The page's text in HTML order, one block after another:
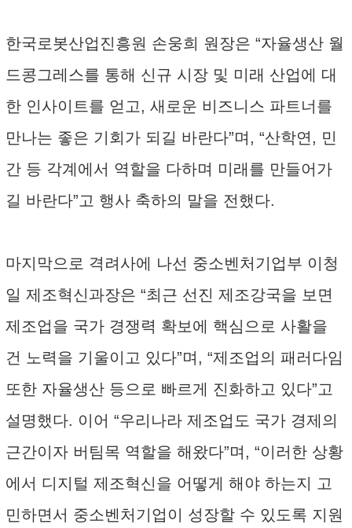
한국로봇산업진흥원 손웅희 원장은 “자율생산 월
드콩그레스를 통해 신규 시장 및 미래 산업에 대
한 인사이트를 얻고, 새로운 비즈니스 파트너를
만나는 좋은 기회가 되길 바란다”며, “산학연, 민
간 등 각계에서 역할을 다하며 미래를 만들어가
길 바란다”고 행사 축하의 말을 전했다.
마지막으로 격려사에 나선 중소벤처기업부 이청
일 제조혁신과장은 “최근 선진 제조강국을 보면
제조업을 국가 경쟁력 확보에 핵심으로 사활을
건 노력을 기울이고 있다”며, “제조업의 패러다임
또한 자율생산 등으로 빠르게 진화하고 있다”고
설명했다. 이어 “우리나라 제조업도 국가 경제의
근간이자 버팀목 역할을 해왔다”며, “이러한 상황
에서 디지털 제조혁신을 어떻게 해야 하는지 고
민하면서 중소벤처기업이 성장할 수 있도록 지원